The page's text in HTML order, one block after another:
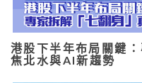
港股下半年布局關鍵
焦北水與AI新趨勢